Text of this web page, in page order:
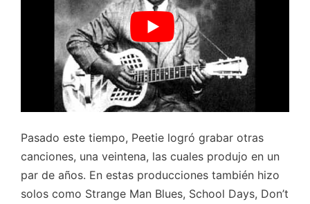
Pasado este tiempo, Peetie logró grabar otras
canciones, una veintena, las cuales produjo en un
par de años. En estas producciones también hizo
solos como Strange Man Blues, School Days, Don’t